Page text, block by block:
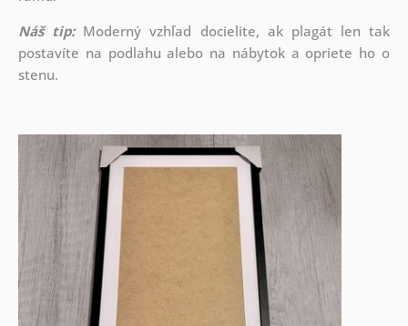
Náš tip: Moderný vzhľad docielite, ak plagát len tak
postavíte na podlahu alebo na nábytok a opriete ho o
stenu.